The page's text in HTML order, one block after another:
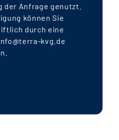
der Anfrage genutzt.
können Sie
durch eine
kvg.de